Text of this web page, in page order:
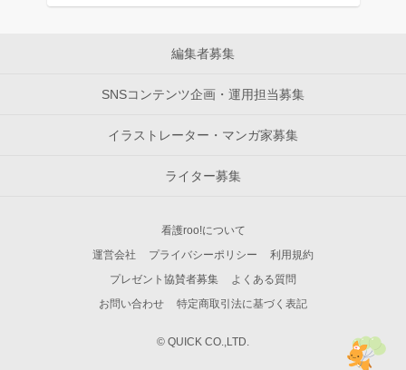
編集者募集
SNSコンテンツ企画・運用担当募集
イラストレーター・マンガ家募集
ライター募集
看護roo!について
運営会社
プライバシーポリシー
利用規約
プレゼント協賛者募集
よくある質問
お問い合わせ
特定商取引法に基づく表記
© QUICK CO.,LTD.